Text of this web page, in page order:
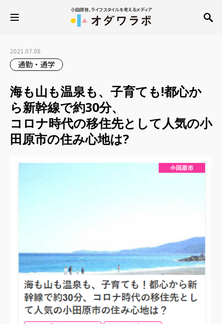
小田原発、ライフスタイルを考えるメディア
2021.07.08
通勤・通学
海も山も温泉も、子育ても!都心か
ら新幹線で約30分、
コロナ時代の移住先として人気の小
田原市の住み心地は?